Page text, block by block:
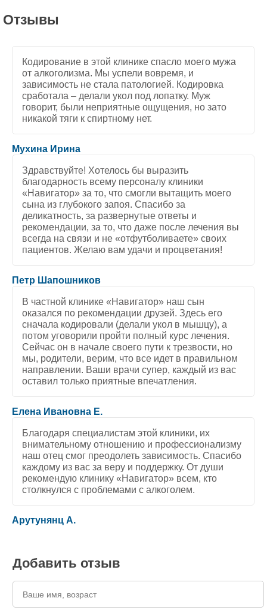
Отзывы
Кодирование в этой клинике спасло моего мужа
от алкоголизма. Мы успели вовремя, и
зависимость не стала патологией. Кодировка
сработала – делали укол под лопатку. Муж
говорит, были неприятные ощущения, но зато
никакой тяги к спиртному нет.
Мухина Ирина
Здравствуйте! Хотелось бы выразить
благодарность всему персоналу клиники
«Навигатор» за то, что смогли вытащить моего
сына из глубокого запоя. Спасибо за
деликатность, за развернутые ответы и
рекомендации, за то, что даже после лечения вы
всегда на связи и не «отфутболиваете» своих
пациентов. Желаю вам удачи и процветания!
Петр Шапошников
В частной клинике «Навигатор» наш сын
оказался по рекомендации друзей. Здесь его
сначала кодировали (делали укол в мышцу), а
потом уговорили пройти полный курс лечения.
Сейчас он в начале своего пути к трезвости, но
мы, родители, верим, что все идет в правильном
направлении. Ваши врачи супер, каждый из вас
оставил только приятные впечатления.
Елена Ивановна Е.
Благодаря специалистам этой клиники, их
внимательному отношению и профессионализму
наш отец смог преодолеть зависимость. Спасибо
каждому из вас за веру и поддержку. От души
рекомендую клинику «Навигатор» всем, кто
столкнулся с проблемами с алкоголем.
Арутунянц А.
Добавить отзыв